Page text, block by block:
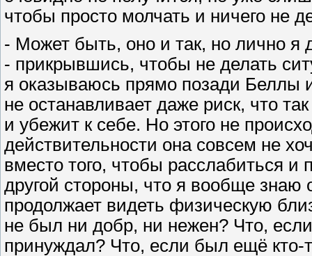
чтобы просто молчать и ничего не
- Может быть, оно и так, но лично я
- прикрывшись, чтобы не делать
я оказываюсь прямо позади Беллы
не останавливает даже риск, что
и убежит к себе. Но этого не
действительности она совсем не
вместо того, чтобы расслабиться
другой стороны, что я вообще знаю
продолжает видеть физическую
не был ни добр, ни нежен? Что,
принуждал? Что, если был ещё кто-